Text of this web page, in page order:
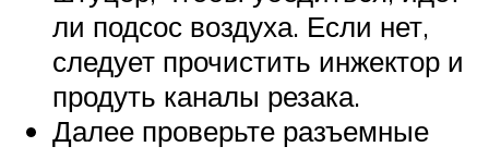
ли подсос воздуха. Если нет,
следует прочистить инжектор и
продуть каналы резака.
Далее проверьте разъемные